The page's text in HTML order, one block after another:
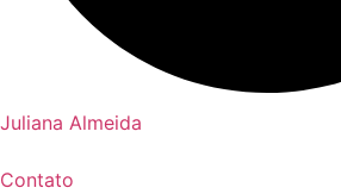
Juliana Almeida
Contato